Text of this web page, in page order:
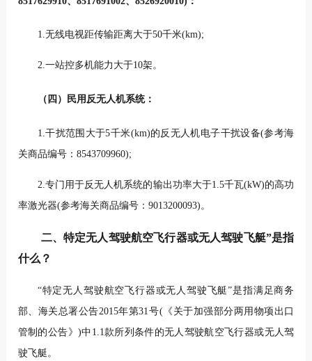
1.无线电视距传输距离大于50千米(km);
2.一站控多机能力大于10架。
（四）民用反无人机系统：
1.干扰范围大于5千米(km)的反无人机电子干扰设备(参考海
关商品编号：8543709960);
2.专门用于反无人机系统的输出功率大于1.5千瓦(kW)的高功
率激光器(参考海关商品编号：9013200093)。
二、特定无人驾驶航空飞行器或无人驾驶飞艇”是指
什么？
“特定无人驾驶航空飞行器或无人驾驶飞艇”是指满足商务
部、海关总署公告2015年第31号(《关于加强部分两用物项出口
管制的公告》)中1.1款所列条件的无人驾驶航空飞行器或无人驾
驶飞艇。